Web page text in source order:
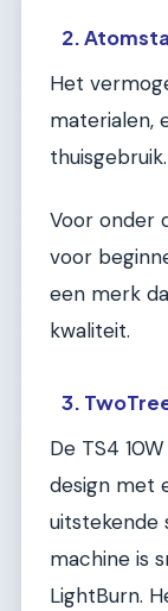
2.
Het
materialen,
thuisgebruik.
Voor onder
voor
een merk
kwaliteit.
3.
De TS4
design met
uitstekende
machine is
LightBurn.